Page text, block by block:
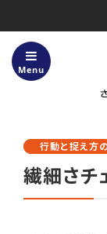
サービス内容
「タイプ分け™」とは
Menu
行動と捉え方
繊細さチ